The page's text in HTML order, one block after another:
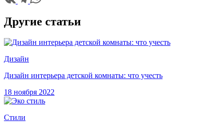
Другие статьи
Дизайн
Дизайн интерьера детской комнаты: что учесть
18 ноября 2022
Стили